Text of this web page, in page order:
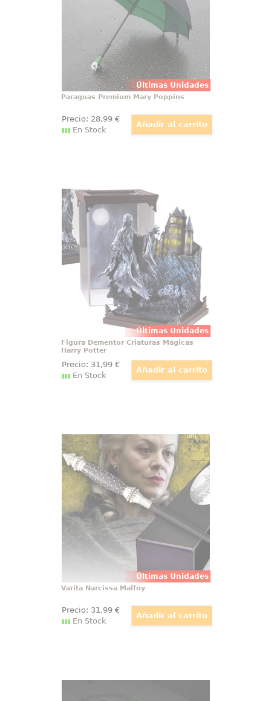
Últimas Unidades
este hermoso paraguas Mary
Poppins.
Paraguas Premium Mary Poppins
Precio: 28,99€
En Stock
Últimas Unidades
Figura Dementor Criaturas Mágicas
Figura Dementor Harry Potter en
vitrina, una pieza oficial de
colección que transmite toda la
oscuridad y la fuerza visual de
una de las criaturas más
inquietantes de la saga.
Figura Dementor Criaturas Mágicas
Harry Potter
Precio: 31,99€
En Stock
Últimas Unidades
Varita Narcissa Malfoy
Espectacular y realista réplica
oficial de la varita de Narcissa
Malfoy con motivo de la película
Harry Potter, Las Reliquias de la
Muerte (Harry Potter and the
Deathly Hollow). Viene en caja de
Varita Narcissa Malfoy
Precio: 31,99€
En Stock